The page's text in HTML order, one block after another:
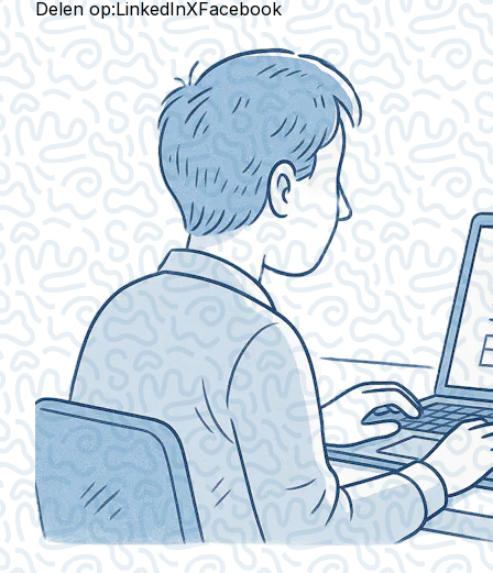
Delen op:LinkedInXFacebook